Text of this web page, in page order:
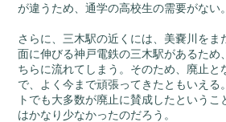
が違うため、通学の高校生の需要がない。
さらに、三木駅の近くには、美嚢川をま
面に伸びる神戸電鉄の三木駅があるため
ちらに流れてしまう。そのため、廃止と
で、よく今まで頑張ってきたともいえる
トでも大多数が廃止に賛成したというこ
はかなり少なかったのだろう。